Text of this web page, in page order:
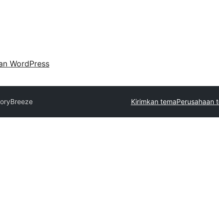
WordPress
Kirimkan temaPerusahaan